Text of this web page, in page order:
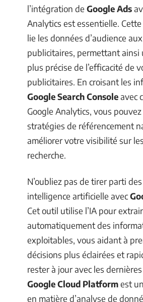
l’intégration de Google Ads
Analytics est essentielle.
lie les données d’audience
publicitaires, permettant ainsi
plus précise de l’efficacité de
publicitaires. En croisant les
Google Search Consoleavec
Google Analytics, vous
stratégies de référencement
améliorer votre visibilité sur
recherche.
N’oubliez pas de tirer parti
intelligence artificielle avec
Cet outil utilise l’IA pour
automatiquement des
exploitables, vous aidant à
décisions plus éclairées et
rester à jour avec les
Google Cloud Platformest
en matière d’analyse de